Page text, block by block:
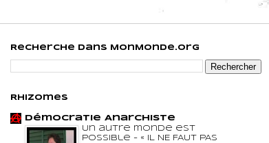
Recherche dans MonMonde.org
Rhizomes
Démocratie Anarchiste
Un autre monde est
possible - « IL NE FAUT PAS